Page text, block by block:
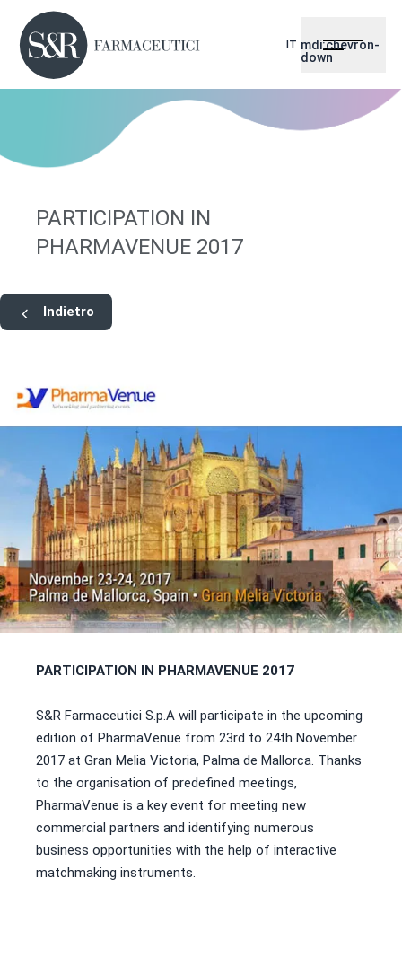
IT mdi:chevron-
down
PARTICIPATION IN
PHARMAVENUE 2017
Indietro
PARTICIPATION IN PHARMAVENUE 2017
S&R Farmaceutici S.p.A will participate in the upcoming
edition of PharmaVenue from 23rd to 24th November
2017 at Gran Melia Victoria, Palma de Mallorca. Thanks
to the organisation of predefined meetings,
PharmaVenue is a key event for meeting new
commercial partners and identifying numerous
business opportunities with the help of interactive
matchmaking instruments.